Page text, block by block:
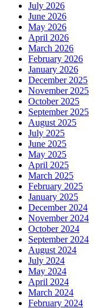
July 2026
June 2026
May 2026
April 2026
March 2026
February 2026
January 2026
December 2025
November 2025
October 2025
September 2025
August 2025
July 2025
June 2025
May 2025
April 2025
March 2025
February 2025
January 2025
December 2024
November 2024
October 2024
September 2024
August 2024
July 2024
May 2024
April 2024
March 2024
February 2024